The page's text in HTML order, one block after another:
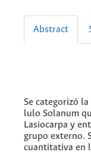
Abstract
Se categorizó
lulo Solanum
Lasiocarpa y
grupo externo.
cuantitativa en